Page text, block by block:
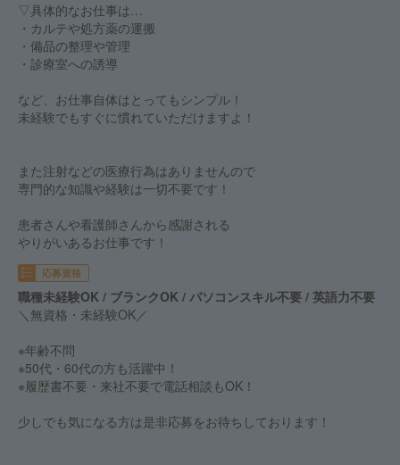
▽具体的なお仕事は…
・カルテや処方薬の運搬
・備品の整理や管理
・診療室への誘導
など、お仕事自体はとってもシンプル！
未経験でもすぐに慣れていただけますよ！
また注射などの医療行為はありませんので
専門的な知識や経験は一切不要です！
患者さんや看護師さんから感謝される
やりがいあるお仕事です！
応募資格
職種未経験OK / ブランクOK / パソコンスキル不要 / 英語力不要
＼無資格・未経験OK／
※年齢不問
※50代・60代の方も活躍中！
※履歴書不要・来社不要で電話相談もOK！
少しでも気になる方は是非応募をお待ちしております！